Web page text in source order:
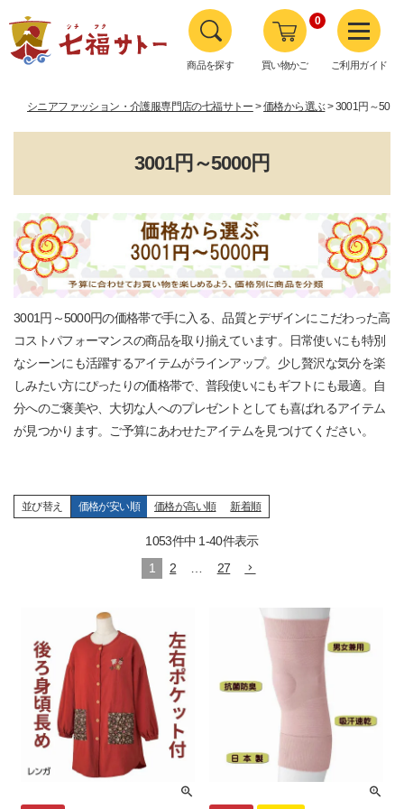
商品を探す 買い物かご
0
ご利用ガイド
シニアファッション・介護服専門店の七福サトー 価格から選ぶ 3001円～5000
3001円～5000円
3001円～5000円の価格帯で手に入る、品質とデザインにこだわった高
コストパフォーマンスの商品を取り揃えています。日常使いにも特別
なシーンにも活躍するアイテムがラインアップ。少し贅沢な気分を楽
しみたい方にぴったりの価格帯で、普段使いにもギフトにも最適。自
分へのご褒美や、大切な人へのプレゼントとしても喜ばれるアイテム
が見つかります。ご予算にあわせたアイテムを見つけてください。
並び替え 価格が安い順 価格が高い順 新着順
1053件中 1-40件表示
1
2 27